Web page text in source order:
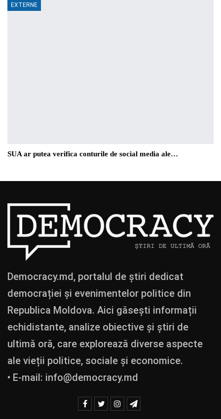
EXTERNE
SUA ar putea verifica conturile de social media ale…
Democracy.md, portalul de știri dedicat
democrației și evenimentelor politice din
Republica Moldova. Aici găsești informații
echidistante, analize obiective și știri de
ultimă oră, care explorează diverse aspecte
ale vieții politice, sociale și economice.
• E-mail: info@democracy.md